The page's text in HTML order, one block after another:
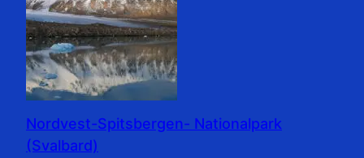
Nordvest-Spitsbergen- Nationalpark
(Svalbard)